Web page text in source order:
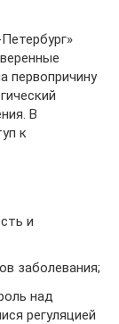
первопричину
В
к
и
заболевания;
над
регуляцией